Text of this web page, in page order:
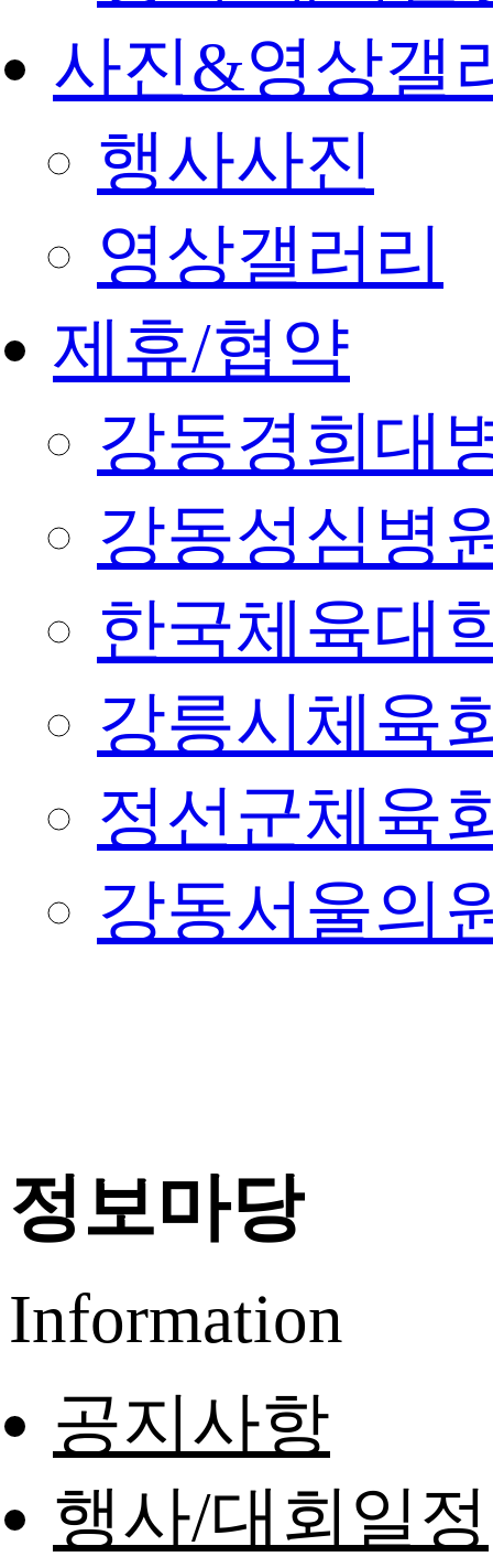
사진&영상갤
행사사진
영상갤러리
제휴/협약
강동경희대
강동성심병
한국체육대
강릉시체육
정선군체육
강동서울의
정보마당
Information
공지사항
행사/대회일정